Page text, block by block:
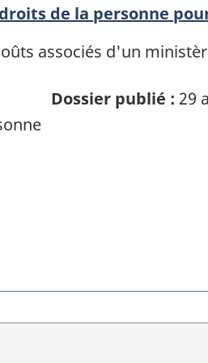
de la personne
associés d'un
Dossier publié : 29